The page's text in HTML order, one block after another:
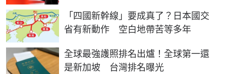
「四國新幹線」要成真了？日本國交
省有新動作 空白地帶苦等多年
全球最強護照排名出爐！全球第一還
是新加坡 台灣排名曝光